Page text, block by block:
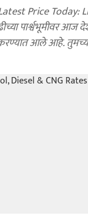
Price Today:
पार्श्वभूमीवर आज
तुमच्या शहरात किती दर